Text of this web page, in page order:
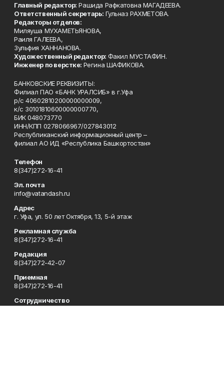
Главный редактор: Рашида Рафкатовна МАГАДЕЕВА.
Ответственный секретарь: Гульназ РАХМЕТОВА.
Редакторы отделов:
Миляуша МУХАМЕТЬЯНОВА,
Раиля ГАЛЕЕВА,
Зульфия ХАННАНОВА.
Художественный редактор: Факил МУСТАФИН.
Инженер по верстке: Регина ШАФИКОВА.
БАНКОВСКИЕ РЕКВИЗИТЫ:
Филиал ПАО «БАНК УРАЛСИБ» в г.Уфа
р/с 40602810200000000009,
к/с 30101810600000000770,
БИК 048073770
ИНН/КПП 0278066967/027843012
Республиканский информационный центр –
филиал АО ИД «Республика Башкортостан»
Телефон
8(347)272-16-41
Эл. почта
info@vatandash.ru
Адрес
г. Уфа, ул. 50 лет Октября, 13, 5-й этаж
Рекламная служба
8(347)272-16-41
Редакция
8(347)272-42-07
Приемная
8(347)272-16-41
Сотрудничество
8(347)272-16-41